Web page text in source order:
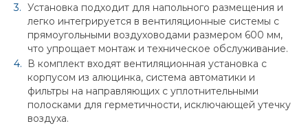
Установка подходит для напольного размещения и
легко интегрируется в вентиляционные системы с
прямоугольными воздуховодами размером 600 мм,
что упрощает монтаж и техническое обслуживание.
В комплект входят вентиляционная установка с
корпусом из алюцинка, система автоматики и
фильтры на направляющих с уплотнительными
полосками для герметичности, исключающей утечку
воздуха.